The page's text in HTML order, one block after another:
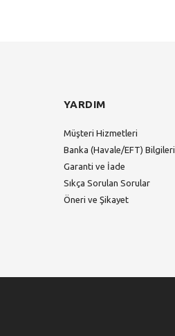
YARDIM
Müşteri Hizmetleri
Banka (Havale/EFT) Bilgileri
Garanti ve İade
Sıkça Sorulan Sorular
Öneri ve Şikayet